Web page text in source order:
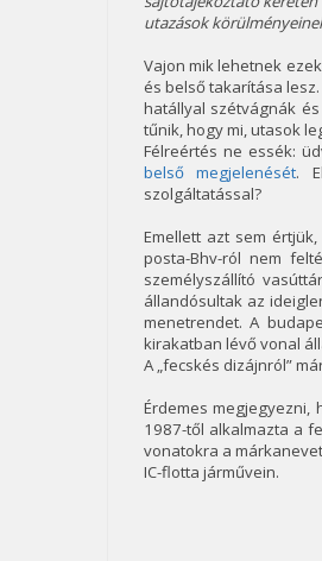
utazások
Vajon mik lehetnek
és belső takarítása
hatállyal szétvágnák
tűnik, hogy mi, utasok
Félreértés ne essék:
belső megjelenését.
szolgáltatással?
Emellett azt sem
posta-Bhv-ról nem
személyszállító
állandósultak az
menetrendet. A
kirakatban lévő vonal
A „fecskés dizájnról”
Érdemes megjegyezni,
1987-től alkalmazta a
vonatokra a
IC-flotta járművein.